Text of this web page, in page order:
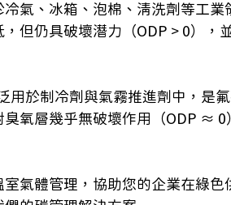
冷氣、冰箱、泡棉、清洗劑等工
但仍具破壞潛力（ODP > 0），
用於制冷劑與氣霧推進劑中， 是
氧層幾乎無破壞作用（ODP ≈ 0
氣體管理，協助您的企業在綠色